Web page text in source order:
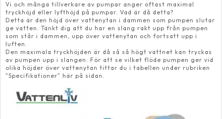
Vi och många tillverkare av pumpar anger oftast maximal
tryckhöjd eller lyfthöjd på pumpar. Vad är då detta?
Detta är den höjd över vattenytan i dammen som pumpen slutar
ge vatten. Tänkt dig att du har en slang rakt upp från pumpen
som står i dammen, upp över vattenytan och fortsatt upp i
luften.
Den maximala tryckhöjden är då så så högt vattnet kan tryckas
av pumpen upp i slangen. För att se vilket flöde pumpen ger vid
olika höjder över vattenytan tittar du i tabellen under rubriken
"Specifikationer" här på sidan.